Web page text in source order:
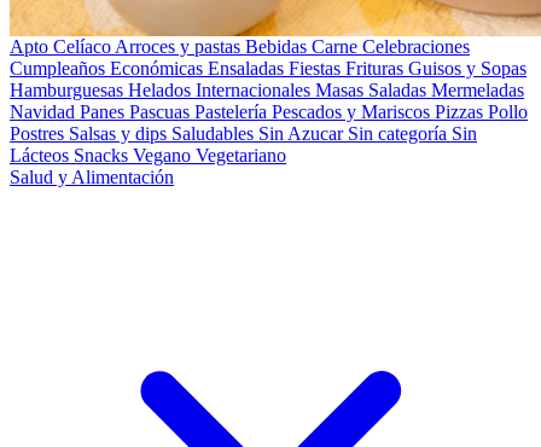
Apto Celíaco Arroces y pastas Bebidas Carne Celebraciones
Cumpleaños Económicas Ensaladas Fiestas Frituras Guisos y Sopas
Hamburguesas Helados Internacionales Masas Saladas Mermeladas
Navidad Panes Pascuas Pastelería Pescados y Mariscos Pizzas Pollo
Postres Salsas y dips Saludables Sin Azucar Sin categoría Sin
Lácteos Snacks Vegano Vegetariano
Salud y Alimentación